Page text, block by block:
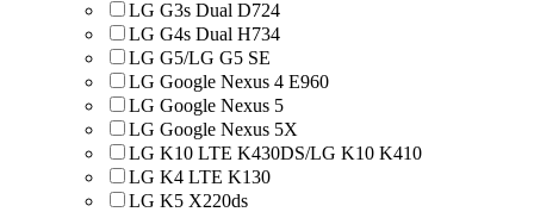
LG G3s Dual D724
LG G4s Dual H734
LG G5/LG G5 SE
LG Google Nexus 4 E960
LG Google Nexus 5
LG Google Nexus 5X
LG K10 LTE K430DS/LG K10 K410
LG K4 LTE K130
LG K5 X220ds